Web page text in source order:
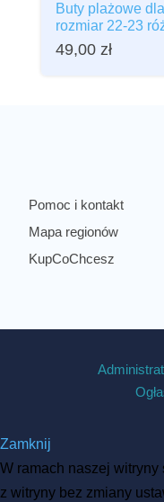
Buty plażowe
rozmiar 22-23
49,00 zł
Pomoc i kontakt
Mapa regionów
KupCoChcesz
Zamknij
W ramach naszej
z witryny bez zmiany